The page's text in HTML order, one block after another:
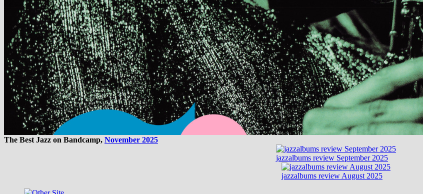
The Best Jazz on Bandcamp, November 2025
jazzalbums review September 2025
jazzalbums review August 2025